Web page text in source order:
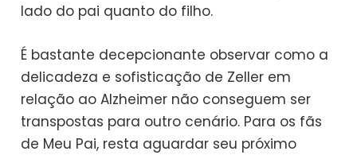
lado do pai quanto do filho.
É bastante decepcionante observar como a
delicadeza e sofisticação de Zeller em
relação ao Alzheimer não conseguem ser
transpostas para outro cenário. Para os fãs
de Meu Pai, resta aguardar seu próximo